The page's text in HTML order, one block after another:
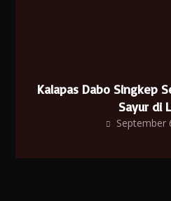
Kalapas Dabo Singkep
Sayur di
September